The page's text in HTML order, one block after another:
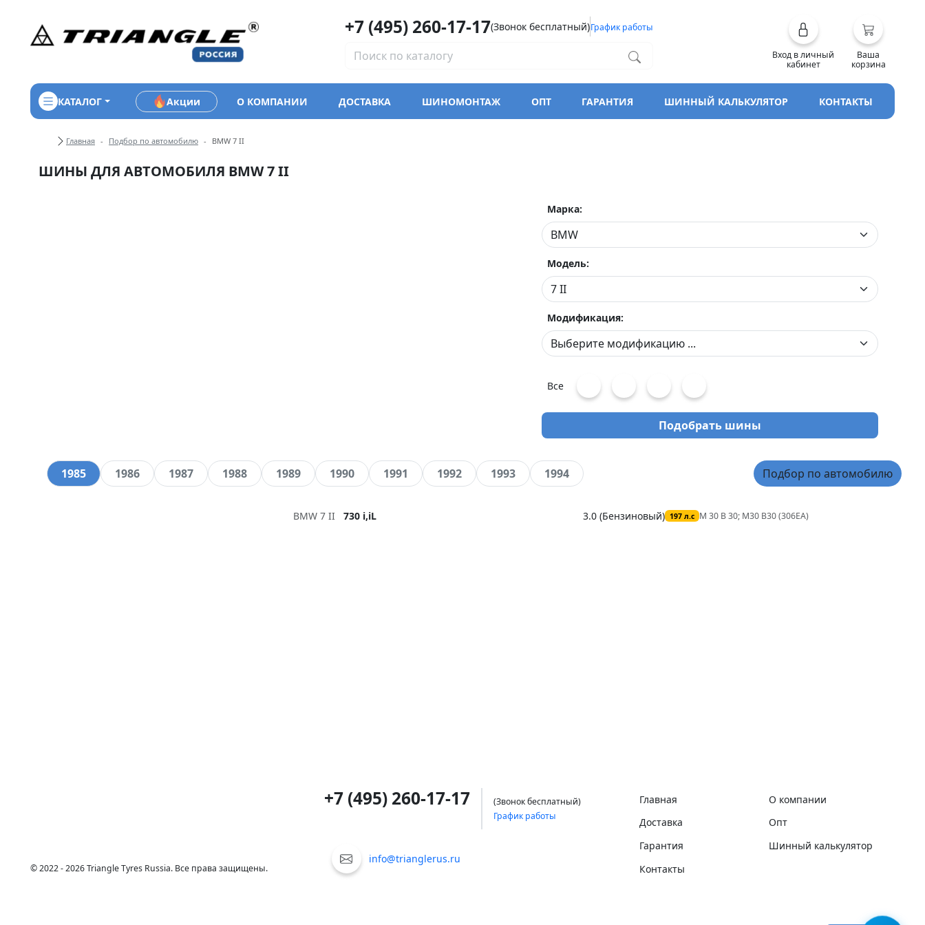
+7 (495) 260-17-17(Звонок бесплатный)График работы
Вход в личный
кабинет
Ваша
корзина
КАТАЛОГ Акции О КОМПАНИИ ДОСТАВКА ШИНОМОНТАЖ ОПТ ГАРАНТИЯ ШИННЫЙ КАЛЬКУЛЯТОР КОНТАКТЫ
Хлебные крошки
Главная Подбор по автомобилю BMW 7 II
ШИНЫ ДЛЯ АВТОМОБИЛЯ BMW 7 II
Марка:
Модель:
Модификация:
Все
Подобрать шины
1985 1986 1987 1988 1989 1990 1991 1992 1993 1994 Подбор по автомобилю
BMW 7 II 730 i,iL 3.0 (Бензиновый) 197 л.с M 30 B 30; M30 B30 (306EA)
© 2022 - 2026 Triangle Tyres Russia. Все права защищены.
+7 (495) 260-17-17
(Звонок бесплатный)
График работы
info@trianglerus.ru
Главная
О компании
Доставка
Опт
Гарантия
Шинный калькулятор
Контакты